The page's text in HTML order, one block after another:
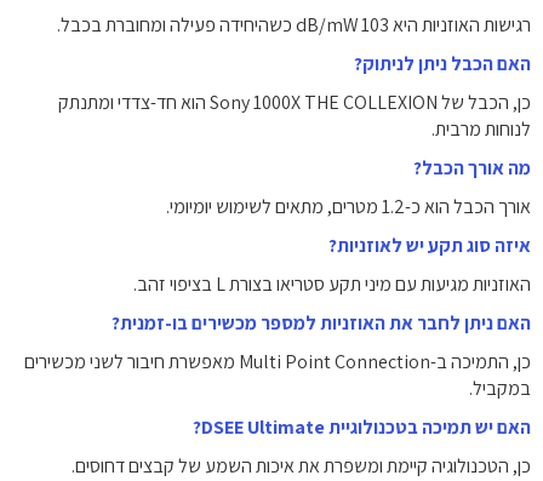
רגישות האוזניות היא 103 dB/mW כשהיחידה פעילה ומחוברת בכבל.
האם הכבל ניתן לניתוק?
כן, הכבל של Sony 1000X THE COLLEXION הוא חד-צדדי ומתנתק
לנוחות מרבית.
מה אורך הכבל?
אורך הכבל הוא כ-1.2 מטרים, מתאים לשימוש יומיומי.
איזה סוג תקע יש לאוזניות?
האוזניות מגיעות עם מיני תקע סטריאו בצורת L בציפוי זהב.
האם ניתן לחבר את האוזניות למספר מכשירים בו-זמנית?
כן, התמיכה ב-Multi Point Connection מאפשרת חיבור לשני מכשירים
במקביל.
האם יש תמיכה בטכנולוגיית DSEE Ultimate?
כן, הטכנולוגיה קיימת ומשפרת את איכות השמע של קבצים דחוסים.